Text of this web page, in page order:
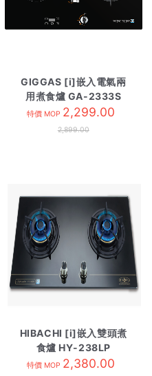
GIGGAS [i]嵌入電氣兩
用煮食爐 GA-2333S
特價 MOP 2,299.00
2,899.00
HIBACHI [i]嵌入雙頭煮
食爐 HY-238LP
特價 MOP 2,380.00